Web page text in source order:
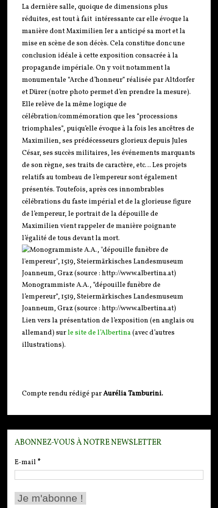
La dernière salle, quoique de dimensions plus
réduites, est tout à fait intéressante car elle évoque la
manière dont Maximilien Ier a anticipé sa mort et la
mise en scène de son décès. Cela constitue donc une
conclusion idéale à cette exposition consacrée à la
propagande impériale. On y voit notamment la
monumentale “Arche d’honneur” réalisée par Altdorfer
et Dürer (notre photo permet d’en prendre la mesure).
Elle relève de la même logique de
célébration/commémoration que les “processions
triomphales”, puiqu’elle évoque à la fois les ancêtres de
Maximilien, ses prédécesseurs glorieux depuis Jules
César, ses succès militaires, les événements marquants
de son règne, ses traits de caractère, etc… Les projets
relatifs au tombeau de l’empereur sont également
présentés. Toutefois, après ces innombrables
célébrations du faste impérial et de la glorieuse figure
de l’empereur, le portrait de la dépouille de
Maximilien vient rappeler de manière poignante
l’égalité de tous devant la mort.
Monogrammiste A.A., “dépouille funèbre de
l’empereur”, 1519, Steiermärkisches Landesmuseum
Joanneum, Graz (source : http://www.albertina.at)
Lien vers la présentation de l’exposition (en anglais ou
allemand) surle site de l’Albertina (avec d’autres
illustrations).
Compte rendu rédigé parAurélia Tamburini.
ABONNEZ-VOUS À NOTRE NEWSLETTER
E-mail *